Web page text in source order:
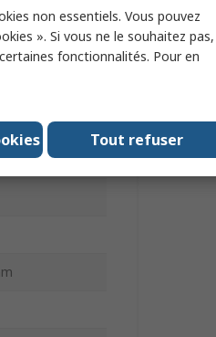
non essentiels. Vous pouvez
». Si vous ne le souhaitez pas,
fonctionnalités. Pour en
Tout refuser